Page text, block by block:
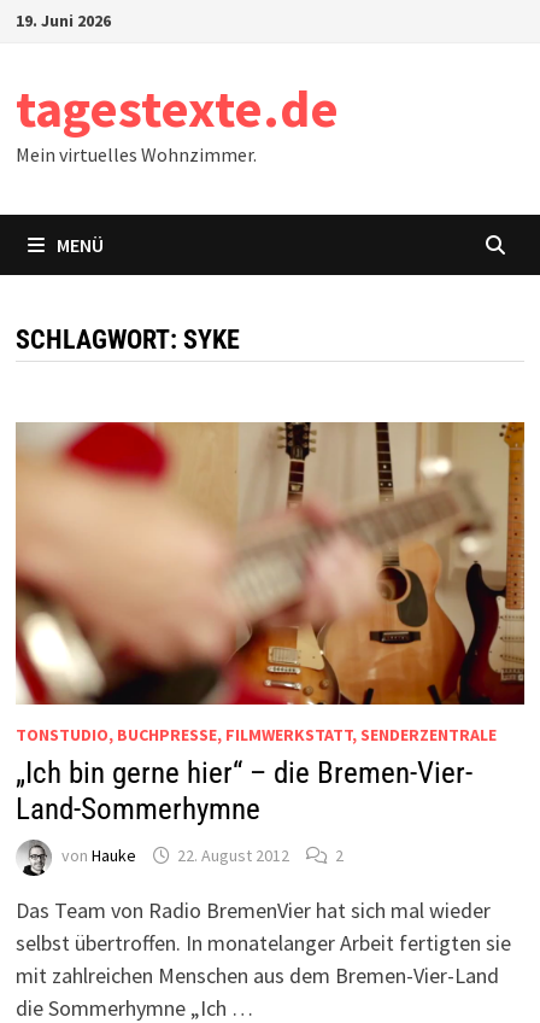
Zum19. Juni 2026
tagestexte.de
Mein virtuelles Wohnzimmer.
MENÜ
SCHLAGWORT: SYKE
TONSTUDIO, BUCHPRESSE, FILMWERKSTATT, SENDERZENTRALE
„Ich bin gerne hier“ – die Bremen-Vier-
Land-Sommerhymne
von Hauke 22. August 2012 2
Das Team von Radio BremenVier hat sich mal wieder
selbst übertroffen. In monatelanger Arbeit fertigten sie
mit zahlreichen Menschen aus dem Bremen-Vier-Land
die Sommerhymne „Ich …